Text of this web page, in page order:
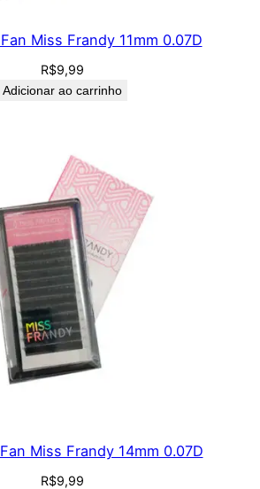
Miss Frandy 11mm 0.07D
R$9,99
Adicionar ao carrinho
Miss Frandy 14mm 0.07D
R$9,99